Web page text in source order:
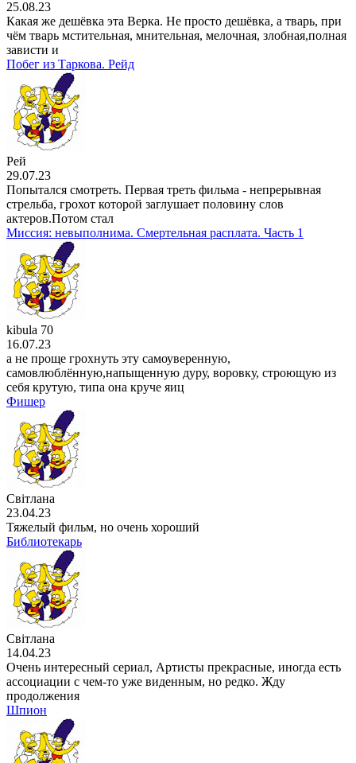
25.08.23
Какая же дешёвка эта Верка. Не просто дешёвка, а тварь, при
чём тварь мстительная, мнительная, мелочная, злобная,полная
зависти и
Побег из Таркова. Рейд
Рей
29.07.23
Попытался смотреть. Первая треть фильма - непрерывная
стрельба, грохот которой заглушает половину слов
актеров.Потом стал
Миссия: невыполнима. Смертельная расплата. Часть 1
kibula 70
16.07.23
а не проще грохнуть эту самоуверенную,
самовлюблённую,напыщенную дуру, воровку, строющую из
себя крутую, типа она круче яиц
Фишер
Світлана
23.04.23
Тяжелый фильм, но очень хороший
Библиотекарь
Світлана
14.04.23
Очень интересный сериал, Артисты прекрасные, иногда есть
ассоциации с чем-то уже виденным, но редко. Жду
продолжения
Шпион